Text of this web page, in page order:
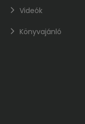
Videók
Könyvajánló